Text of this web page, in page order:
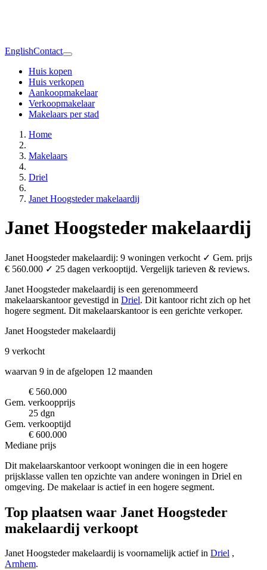
EnglishContact
Huis kopen
Huis verkopen
Aankoopmakelaar
Verkoopmakelaar
Makelaars per stad
Home
Makelaars
Driel
Janet Hoogsteder makelaardij
Janet Hoogsteder makelaardij
Janet Hoogsteder makelaardij: 9 woningen verkocht ✓ Gem. prijs
€ 560.000 ✓ 25 dagen verkooptijd. Vergelijk tarieven & reviews.
Janet Hoogsteder makelaardij is een gerenommeerd
makelaarskantoor gevestigd in Driel. Dit kantoor richt zich op het
hogere segment. Dit makelaarskantoor is een gerichte verkoper.
Janet Hoogsteder makelaardij
9 verkocht
waarvan 9 in de afgelopen 12 maanden
€ 560.000
Gem. verkoopprijs
25 dgn
Gem. verkooptijd
€ 600.000
Mediane prijs
Dit makelaarskantoor verkoopt woningen die in een hogere
prijsklasse vallen ten opzichte van andere woningen in Driel en
omgeving. De makelaar is actief in een hogere segment.
Top plaatsen waar Janet Hoogsteder
makelaardij verkoopt
Janet Hoogsteder makelaardij is voornamelijk actief in Driel ,
Arnhem.